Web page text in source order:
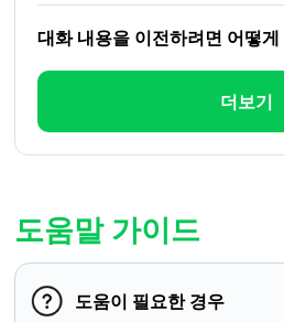
대화 내용을 이전하려면 어떻
더보기
도움말 가이드
도움이 필요한 경우